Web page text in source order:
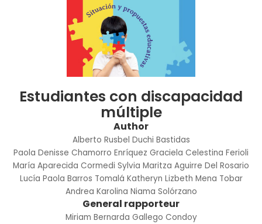
Estudiantes con discapacidad
múltiple
Author
Alberto Rusbel Duchi Bastidas
Paola Denisse Chamorro Enríquez Graciela Celestina Ferioli
María Aparecida Cormedi Sylvia Maritza Aguirre Del Rosario
Lucía Paola Barros Tomalá Katheryn Lizbeth Mena Tobar
Andrea Karolina Niama Solórzano
General rapporteur
Miriam Bernarda Gallego Condoy